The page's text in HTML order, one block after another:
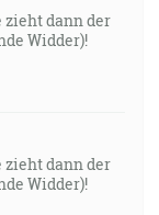
zieht dann der
Widder)!
zieht dann der
Widder)!